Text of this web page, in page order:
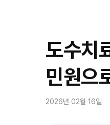
도수치
민원으
2026년 02월 16일